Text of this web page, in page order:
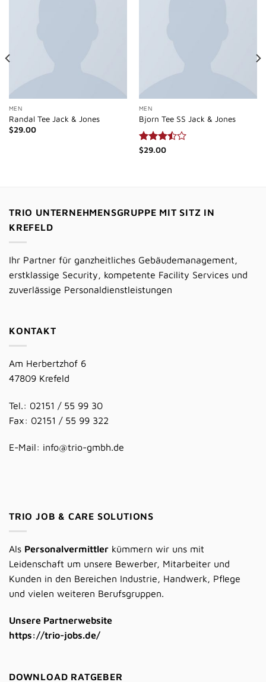
MEN
Randal Tee Jack & Jones
$29.00
MEN
Bjorn Tee SS Jack & Jones
Bewertet
$29.00
TRIO UNTERNEHMENSGRUPPE MIT SITZ IN
KREFELD
Ihr Partner für ganzheitliches Gebäudemanagement,
erstklassige Security, kompetente Facility Services und
zuverlässige Personaldienstleistungen
KONTAKT
Am Herbertzhof 6
47809 Krefeld
Tel.: 02151 / 55 99 30
Fax: 02151 / 55 99 322
E-Mail: info@trio-gmbh.de
TRIO JOB & CARE SOLUTIONS
Als Personalvermittler kümmern wir uns mit
Leidenschaft um unsere Bewerber, Mitarbeiter und
Kunden in den Bereichen Industrie, Handwerk, Pflege
und vielen weiteren Berufsgruppen.
Unsere Partnerwebsite
https://trio-jobs.de/
DOWNLOAD RATGEBER